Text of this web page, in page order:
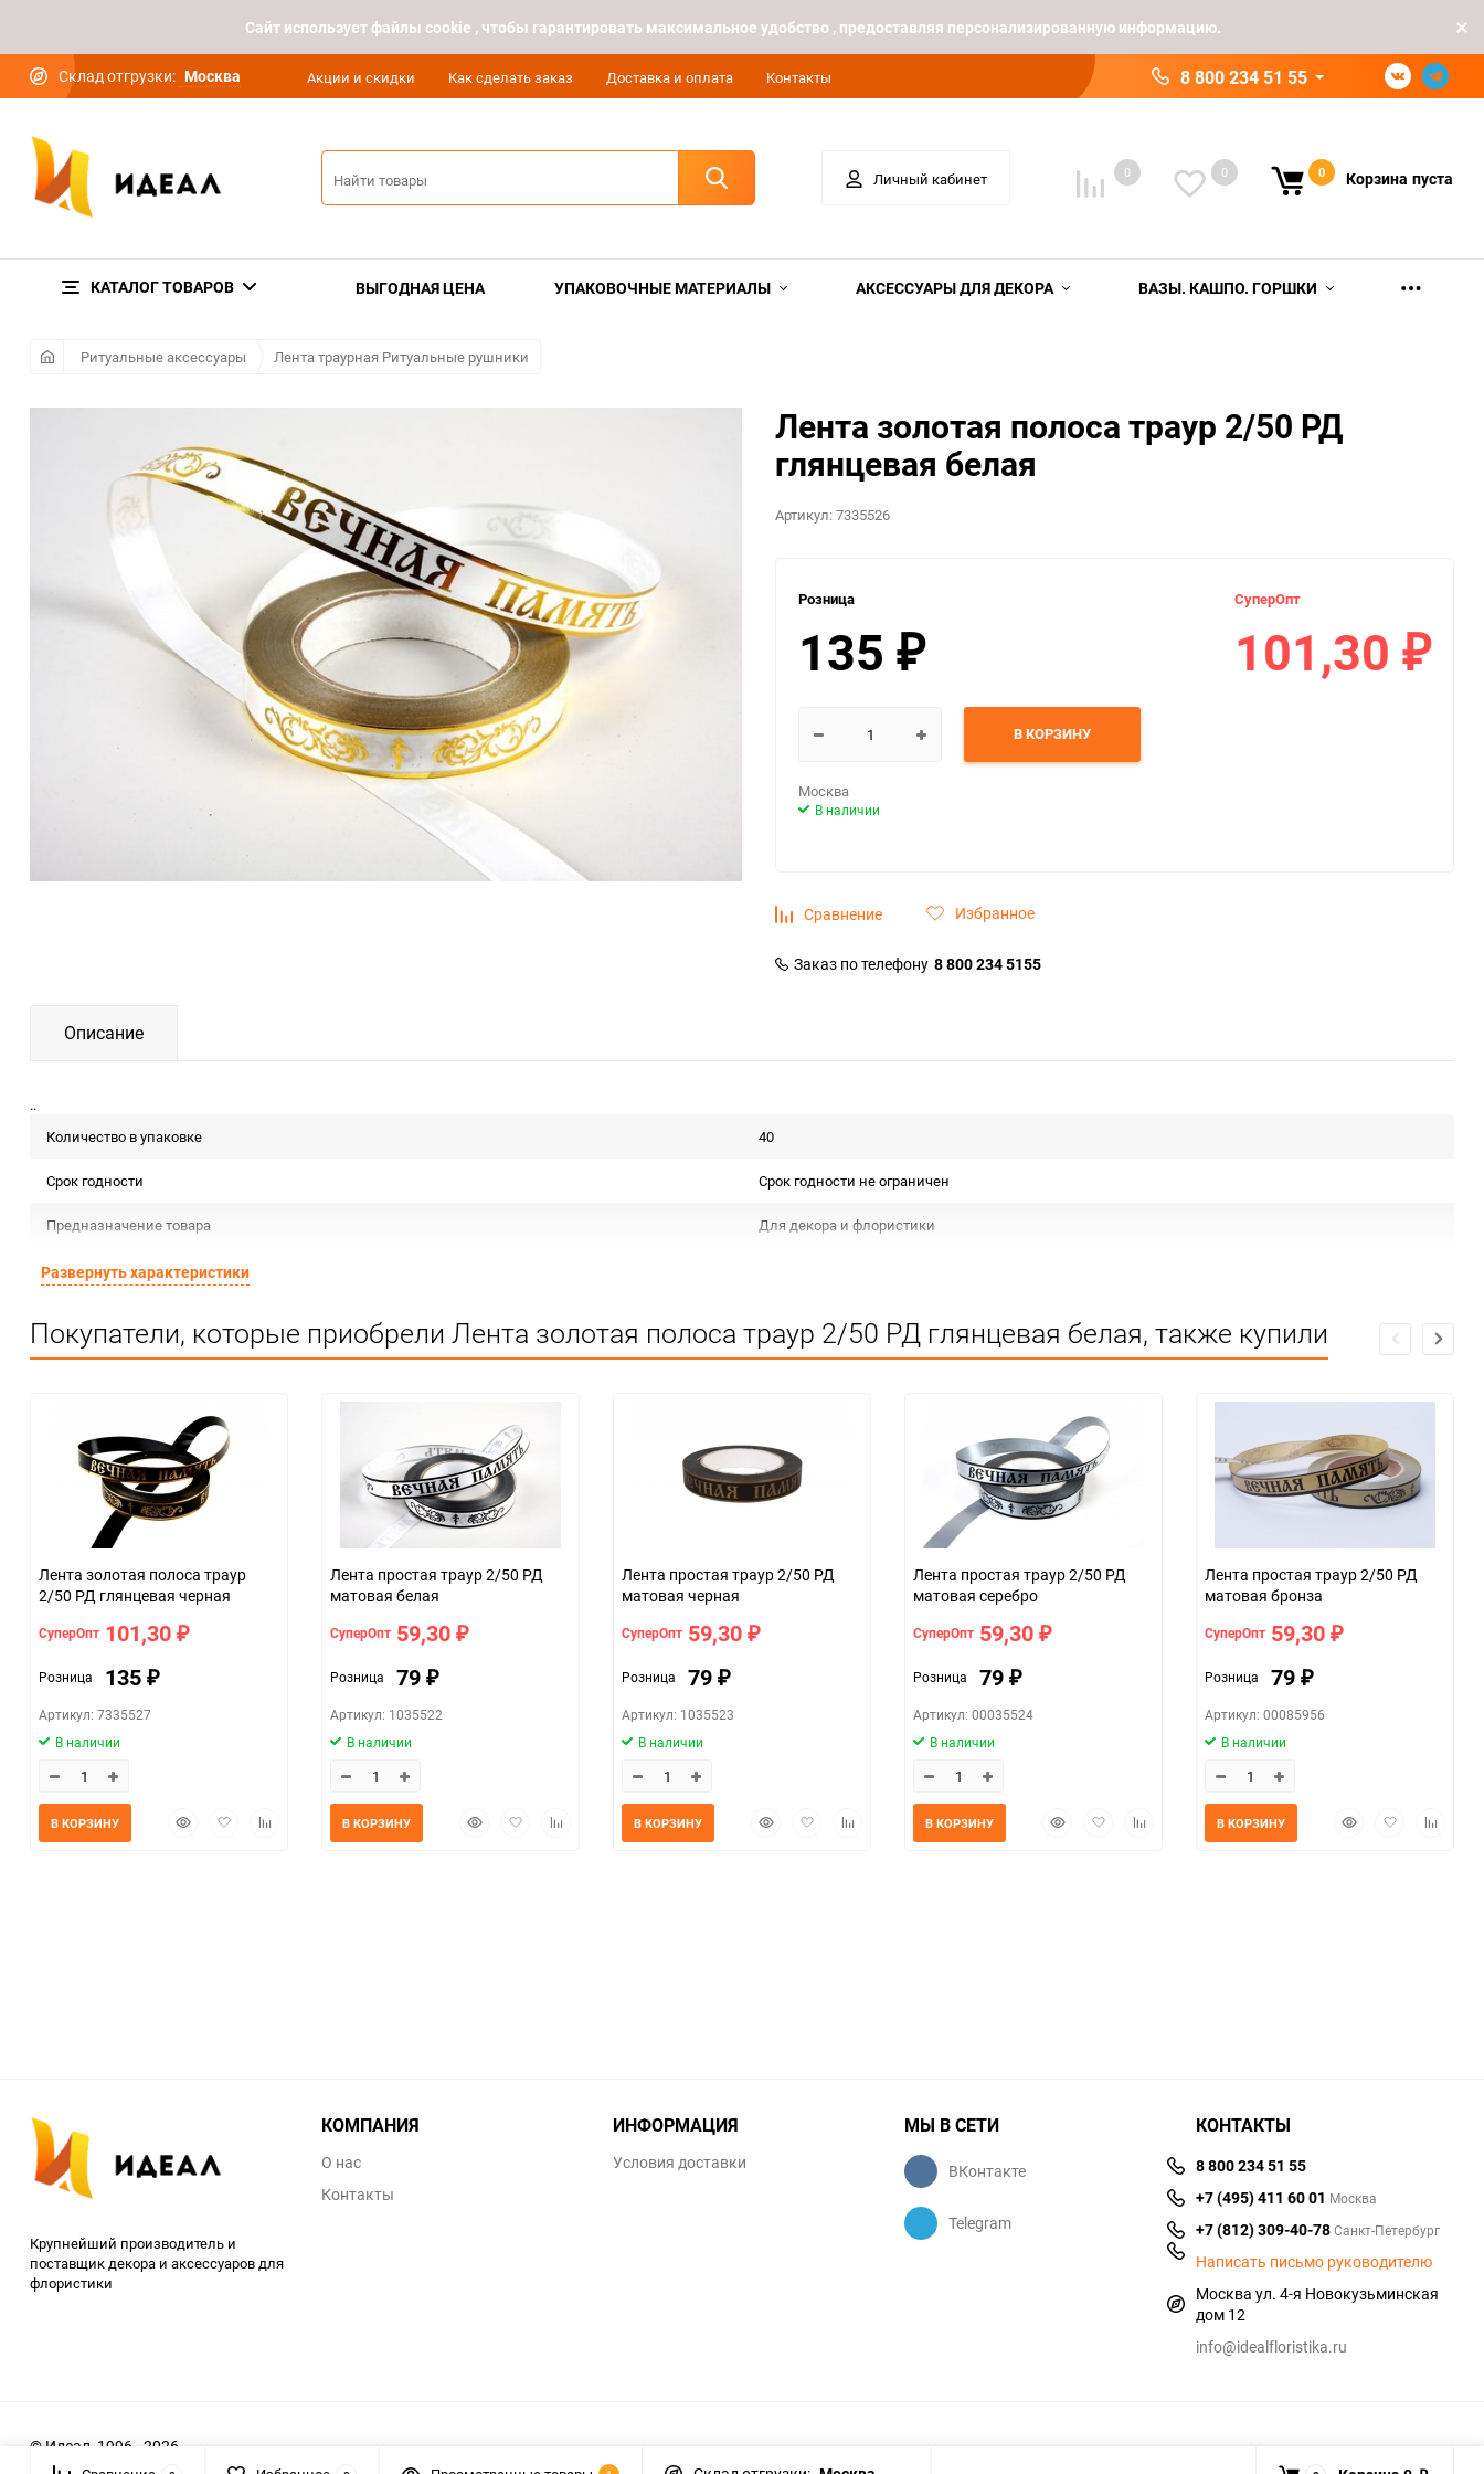
Cайт использует файлы cookie , чтобы гарантировать максимальное удобство , предоставляя персонализированную информацию.
Склад отгрузки: Москва Акции и скидки Как сделать заказ Доставка и оплата Контакты 8 800 234 51 55
Личный кабинет 0 0 0 Корзина пуста
КАТАЛОГ ТОВАРОВ ВЫГОДНАЯ ЦЕНА УПАКОВОЧНЫЕ МАТЕРИАЛЫ АКСЕССУАРЫ ДЛЯ ДЕКОРА ВАЗЫ. КАШПО. ГОРШКИ
Ритуальные аксессуары Лента траурная Ритуальные рушники
Лента золотая полоса траур 2/50 РД
глянцевая белая
Артикул:7335526
Розница
135 ₽
СуперОпт
101,30 ₽
В КОРЗИНУ
Москва
В наличии
Сравнение Избранное
Заказ по телефону 8 800 234 5155
Описание
..
Количество в упаковке
40
Срок годности Срок годности не ограничен
Предназначение товара Для декора и флористики
Сертификация
Минимальное количество 1
Развернуть характеристики
Покупатели, которые приобрели Лента золотая полоса траур 2/50 РД глянцевая белая, также купили
Лента золотая полоса траур
2/50 РД глянцевая черная
СуперОпт 101,30 ₽
Розница 135 ₽
Артикул: 7335527
В наличии
БыстрыйДобавитьДобавить
В КОРЗИНУ
Лента простая траур 2/50 РД
матовая белая
СуперОпт 59,30 ₽
Розница 79 ₽
Артикул: 1035522
В наличии
БыстрыйДобавитьДобавить
В КОРЗИНУ
Лента простая траур 2/50 РД
матовая черная
СуперОпт 59,30 ₽
Розница 79 ₽
Артикул: 1035523
В наличии
БыстрыйДобавитьДобавить
В КОРЗИНУ
Лента простая траур 2/50 РД
матовая серебро
СуперОпт 59,30 ₽
Розница 79 ₽
Артикул: 00035524
В наличии
БыстрыйДобавитьДобавить
В КОРЗИНУ
Лента простая траур 2/50 РД
матовая бронза
СуперОпт 59,30 ₽
Розница 79 ₽
Артикул: 00085956
В наличии
БыстрыйДобавить
В КОРЗИНУ
Крупнейший производитель и
поставщик декора и аксессуаров для
флористики
КОМПАНИЯ
О нас
Контакты
ИНФОРМАЦИЯ
Условия доставки
МЫ В СЕТИ
ВКонтакте
Telegram
КОНТАКТЫ
8 800 234 51 55
+7 (495) 411 60 01 Москва
+7 (812) 309-40-78Санкт-Петербург
Написать письмо руководителю
Москва ул. 4-я Новокузьминская
дом 12
info@idealfloristika.ru
© Идеал, 1996 - 2026